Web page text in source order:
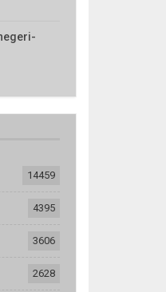
14459
4395
3606
2628